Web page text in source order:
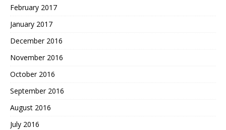
February 2017
January 2017
December 2016
November 2016
October 2016
September 2016
August 2016
July 2016